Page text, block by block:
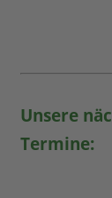
Unsere
Termine: